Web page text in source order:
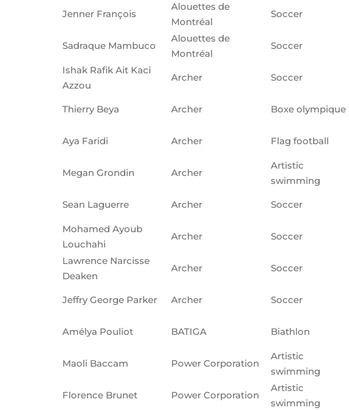
Jenner François
Alouettes de
Montréal
Soccer
Sadraque Mambuco
Alouettes de
Montréal
Soccer
Ishak Rafik Ait Kaci
Azzou
Archer Soccer
Thierry Beya Archer Boxe olympique
Aya Faridi Archer Flag football
Megan Grondin Archer
Artistic
swimming
Sean Laguerre Archer Soccer
Mohamed Ayoub
Louchahi
Archer Soccer
Lawrence Narcisse
Deaken
Archer Soccer
Jeffry George Parker Archer Soccer
Amélya Pouliot BATIGA Biathlon
Maoli Baccam Power Corporation
Artistic
swimming
Florence Brunet Power Corporation
Artistic
swimming